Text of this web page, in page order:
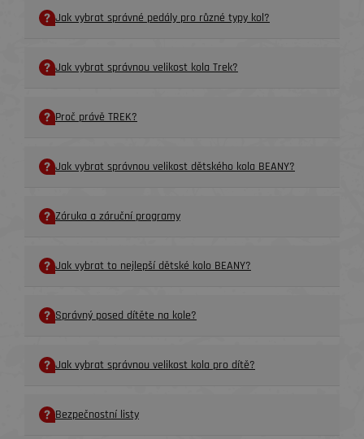
Jak vybrat správné pedály pro různé typy kol?
Jak vybrat správnou velikost kola Trek?
Proč právě TREK?
Jak vybrat správnou velikost dětského kola BEANY?
Záruka a záruční programy
Jak vybrat to nejlepší dětské kolo BEANY?
Správný posed dítěte na kole?
Jak vybrat správnou velikost kola pro dítě?
Bezpečnostní listy